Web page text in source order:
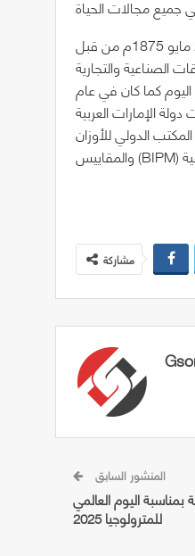
تجدر الإشارة إلى أن يوم المترولوجيا العالمي هو احتفال سنوي لذكرى توقيع اتفاقية المتر الدولية في 20 مايو 1875م من قبل
الصناعية والتجارية
اليوم كما كان في عام
المتر الدولية في عام 2011م، كما انضمت دولة الإمارات العربية
المكتب الدولي للأوزان
مشاركة
المنشور السابق
اليوم العالمي
للمترولوجيا 2025